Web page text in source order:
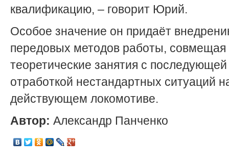
квалификацию, – говорит Юрий.
Особое значение он придаёт
передовых методов работы, совмещая
теоретические занятия с последующей
отработкой нестандартных ситуаций
действующем локомотиве.
Автор: Александр Панченко